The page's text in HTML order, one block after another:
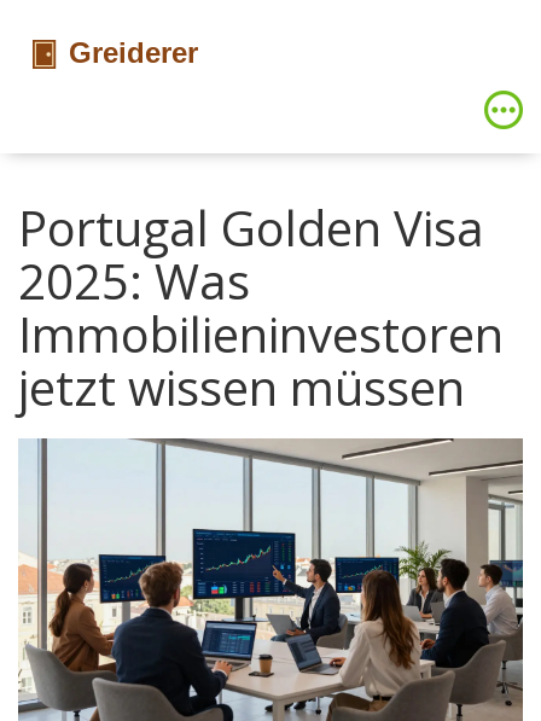
Portugal Golden Visa
2025: Was
Immobilieninvestoren
jetzt wissen müssen